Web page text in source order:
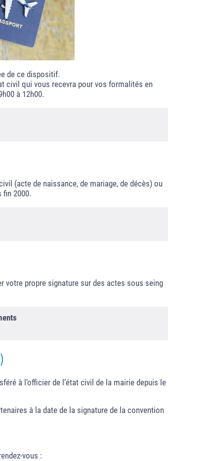
de ce dispositif.
civil qui vous recevra pour vos formalités en
à 12h00.
(acte de naissance, de mariage, de décès) ou
2000.
votre propre signature sur des actes sous seing
à l’officier de l’état civil de la mairie depuis le
à la date de la signature de la convention
vous :